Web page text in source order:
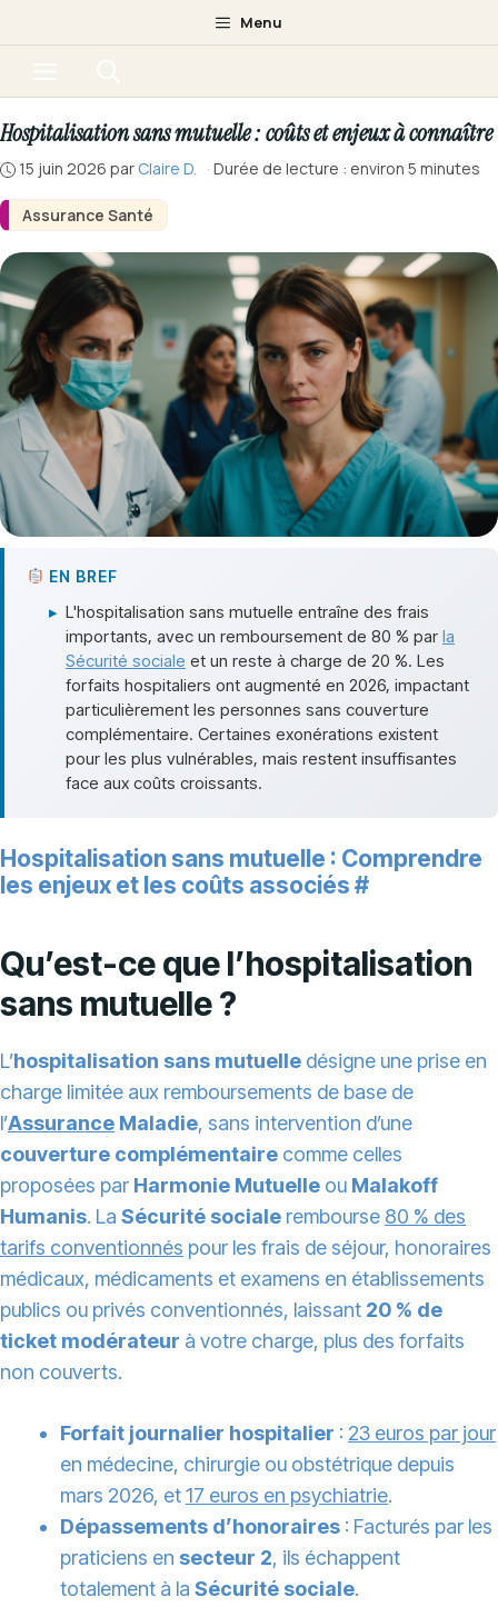
au
Menu
Assurance Santé
Hospitalisation sans mutuelle : coûts et enjeux à connaître
15 juin 2026 par Claire D. · Durée de lecture : environ 5 minutes
EN BREF
▸ L'hospitalisation sans mutuelle entraîne des frais
importants, avec un remboursement de 80 % par la
Sécurité sociale et un reste à charge de 20 %. Les
forfaits hospitaliers ont augmenté en 2026, impactant
particulièrement les personnes sans couverture
complémentaire. Certaines exonérations existent
pour les plus vulnérables, mais restent insuffisantes
face aux coûts croissants.
Hospitalisation sans mutuelle : Comprendre
les enjeux et les coûts associés #
Qu’est-ce que l’hospitalisation
sans mutuelle ?
L’hospitalisation sans mutuelle désigne une prise en
charge limitée aux remboursements de base de
l’Assurance Maladie, sans intervention d’une
couverture complémentaire comme celles
proposées par Harmonie Mutuelle ou Malakoff
Humanis. La Sécurité sociale rembourse 80 % des
tarifs conventionnés pour les frais de séjour, honoraires
médicaux, médicaments et examens en établissements
publics ou privés conventionnés, laissant 20 % de
ticket modérateur à votre charge, plus des forfaits
non couverts.
Forfait journalier hospitalier : 23 euros par jour
en médecine, chirurgie ou obstétrique depuis
mars 2026, et17 euros en psychiatrie.
Dépassements d’honoraires : Facturés par les
praticiens en secteur 2, ils échappent
totalement à la Sécurité sociale.